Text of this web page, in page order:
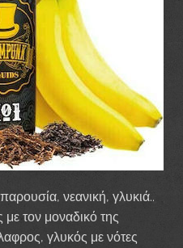
νεανική, γλυκιά..
με τον μοναδικό της
γλυκός με νότες